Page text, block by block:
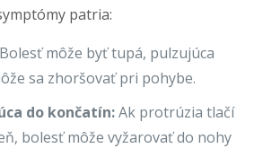
patria:
Bolesť môže byť tupá, pulzujúca
sa zhoršovať pri pohybe.
do končatín:Ak protrúzia tlačí
bolesť môže vyžarovať do nohy